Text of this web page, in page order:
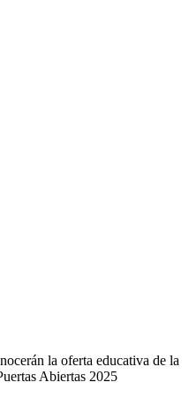
la oferta educativa de la
Abiertas 2025